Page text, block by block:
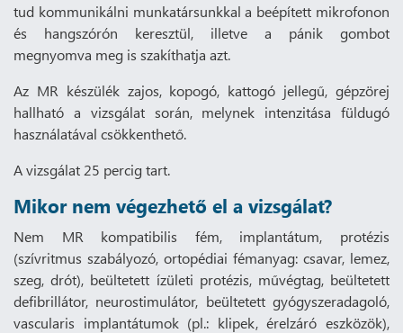
tud kommunikálni munkatársunkkal a beépített mikrofonon
és hangszórón keresztül, illetve a pánik gombot
megnyomva meg is szakíthatja azt.
Az MR készülék zajos, kopogó, kattogó jellegű, gépzörej
hallható a vizsgálat során, melynek intenzitása füldugó
használatával csökkenthető.
A vizsgálat 25 percig tart.
Mikor nem végezhető el a vizsgálat?
Nem MR kompatibilis fém, implantátum, protézis
(szívritmus szabályozó, ortopédiai fémanyag: csavar, lemez,
szeg, drót), beültetett ízületi protézis, művégtag, beültetett
defibrillátor, neurostimulátor, beültetett gyógyszeradagoló,
vascularis implantátumok (pl.: klipek, érelzáró eszközök),